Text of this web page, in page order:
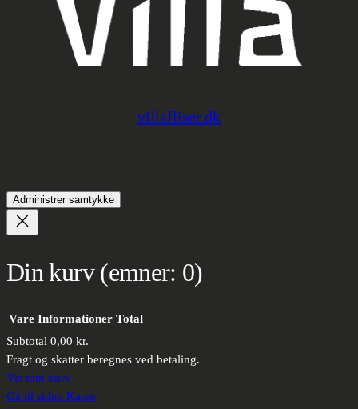
villafliser.dk
Administrer samtykke
Din kurv(emner: 0)
Varer
i
Vare Informationer Total
Subtotal 0,00 kr.
Fragt og skatter beregnes ved betaling.
Vis min kurv
Gå til siden Kasse